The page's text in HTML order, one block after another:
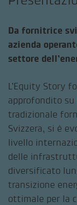
Da fornitrice
azienda
settore
L’Equity Story
approfondito su
tradizionale
Svizzera, si è
livello
delle
diversificato
transizione
ottimale per la